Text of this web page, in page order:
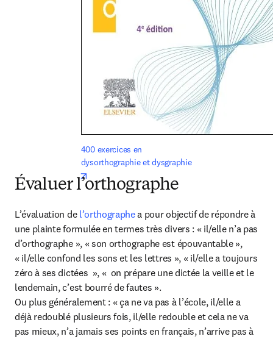
400 exercices en
dysorthographie et dysgraphie
opens in new tab/window
Évaluer l’orthographe
L’évaluation de l’orthographe a pour objectif de répondre à
une plainte formulée en termes très divers : « il/elle n’a pas
d’orthographe », « son orthographe est épouvantable »,
« il/elle confond les sons et les lettres », « il/elle a toujours
zéro à ses dictées  », «  on prépare une dictée la veille et le
lendemain, c’est bourré de fautes ».
Ou plus généralement : « ça ne va pas à l’école, il/elle a
déjà redoublé plusieurs fois, il/elle redouble et cela ne va
pas mieux, n’a jamais ses points en français, n’arrive pas à